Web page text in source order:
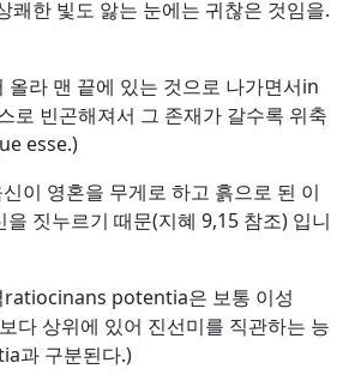
쾌한 빛도 앓는 눈에는 귀찮은 것임을.
올라 맨 끝에 있는 것으로 나가면서in
빈곤해져서 그 존재가 갈수록 위축
esse.)
이 영혼을 무게로 하고 흙으로 된 이
짓누르기 때문(지혜 9,15 참조) 입니
ratiocinans potentia은 보통 이성
다 상위에 있어 진선미를 직관하는 능
과 구분된다.)